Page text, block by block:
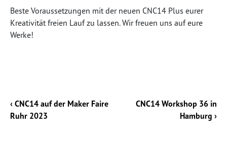
Beste Voraussetzungen mit der neuen CNC14 Plus eurer
Kreativität freien Lauf zu lassen. Wir freuen uns auf eure
Werke!
‹ CNC14 auf der Maker Faire
Ruhr 2023
CNC14 Workshop 36 in
Hamburg ›